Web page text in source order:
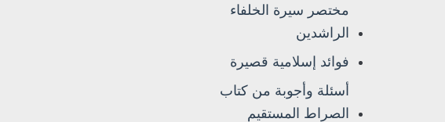
مختصر سيرة الخلفاء
الراشدين
فوائد إسلامية قصيرة
أسئلة وأجوبة من كتاب
الصراط المستقيم